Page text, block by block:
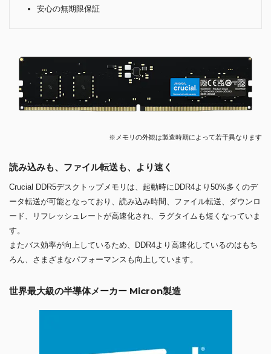
安心の無期限保証
※メモリの外観は製造時期によって若干異なります
読み込みも、ファイル転送も、より速く
Crucial DDR5デスクトップメモリは、起動時にDDR4より50%多くのデ
ータ転送が可能となっており、読み込み時間、ファイル転送、ダウンロ
ード、リフレッシュレートが高速化され、ラグタイムも短くなっていま
す。
またバス効率が向上しているため、DDR4より高速化しているのはもち
ろん、さまざまなパフォーマンスも向上しています。
世界最大級の半導体メーカー Micron製造